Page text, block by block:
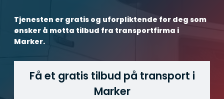
Tjenesten er gratis og uforpliktende for deg som
ønsker å motta tilbud fra transportfirma i
Marker.
Få et gratis tilbud på transport i
Marker